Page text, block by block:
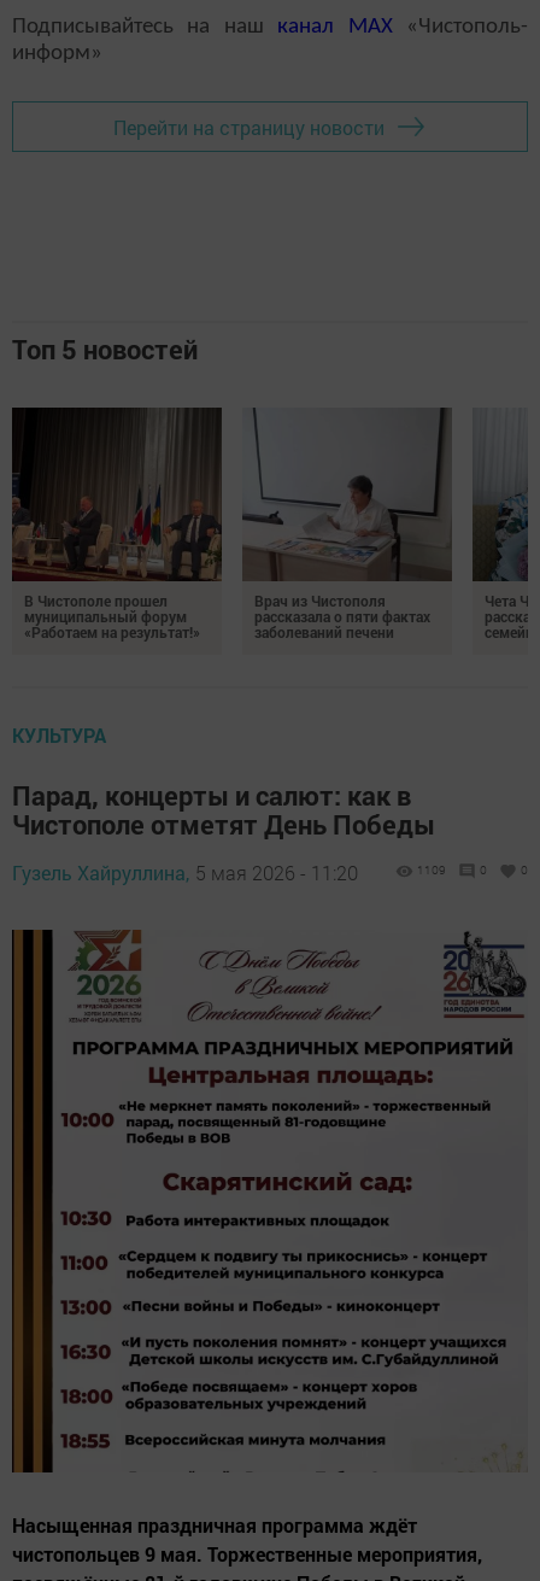
Подписывайтесь на наш канал MAX«Чистополь-
информ»
Перейти на страницу новости
Топ 5 новостей
В Чистополе прошел
муниципальный форум
«Работаем на результат!»
Врач из Чистополя
рассказала о пяти фактах
заболеваний печени
Чета
КУЛЬТУРА
Парад, концерты и салют: как в
Чистополе отметят День Победы
Гузель Хайруллина, 5 мая 2026 - 11:20 1109 0 0
Насыщенная праздничная программа ждёт
чистопольцев 9 мая. Торжественные мероприятия,